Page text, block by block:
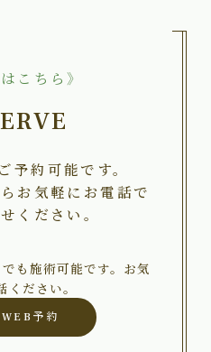
こちら》
予約可能です。
お気軽にお電話で
ください。
も施術可能です。お気
ください。
予約